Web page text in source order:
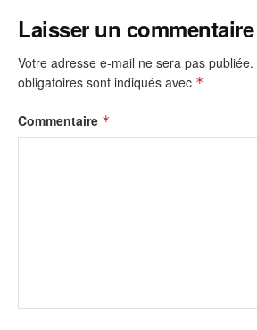
Laisser un commentaire
Votre adresse e-mail ne sera pas publiée.
obligatoires sont indiqués avec *
Commentaire *